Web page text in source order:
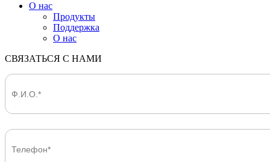
О нас
Продукты
Поддержка
О нас
СВЯЗАТЬСЯ С НАМИ